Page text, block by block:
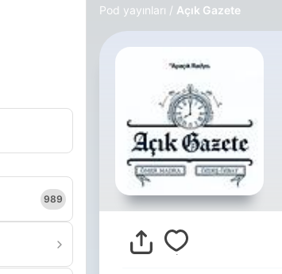
989
Pod yayınları Açık Gazete